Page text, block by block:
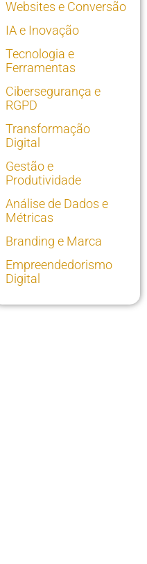
Websites e Conversão
IA e Inovação
Tecnologia e
Ferramentas
Cibersegurança e
RGPD
Transformação
Digital
Gestão e
Produtividade
Análise de Dados e
Métricas
Branding e Marca
Empreendedorismo
Digital